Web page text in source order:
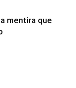
mentira que